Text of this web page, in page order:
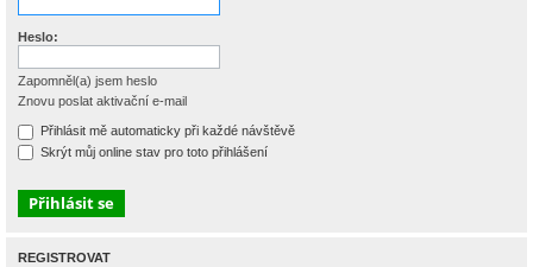
Heslo:
Zapomněl(a) jsem heslo
Znovu poslat aktivační e-mail
Přihlásit mě automaticky při každé návštěvě
Skrýt můj online stav pro toto přihlášení
REGISTROVAT